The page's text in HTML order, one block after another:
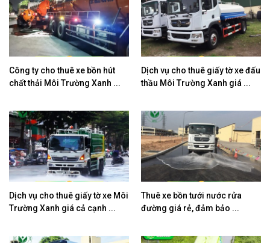
Công ty cho thuê xe bồn hút
chất thải Môi Trường Xanh ...
Dịch vụ cho thuê giấy tờ xe đấu
thầu Môi Trường Xanh giá ...
Dịch vụ cho thuê giấy tờ xe Môi
Trường Xanh giá cả cạnh ...
Thuê xe bồn tưới nước rửa
đường giá rẻ, đảm bảo ...